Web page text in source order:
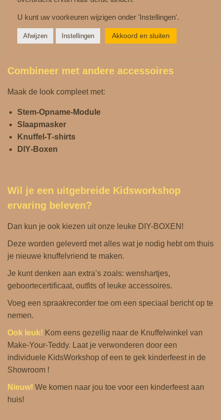
Kinderen beleven nóg meer plezier wanneer ze hun knuffel
kunnen aankleden.
Combineer met andere accessoires
Maak de look compleet met:
Stem-Opname-Module
Slaapmasker
Knuffel‑T‑shirts
DIY‑Boxen
Wil je een uitgebreide Kidsworkshop
ervaring beleven?
Dan kun je ook kiezen uit onze leuke DIY-BOXEN!
Deze worden geleverd met alles wat je nodig hebt om thuis
je nieuwe knuffelvriend te maken.
Je kunt denken aan extra’s zoals: wenshartjes,
geboortecertificaat, outfits of leuke accessoires.
Voeg een spraakrecorder toe om een ​​speciaal bericht op te
nemen.
Ook leuk! Kom eens gezellig naar de Knuffelwinkel van
Make-Your-Teddy. Laat je verwonderen door een
individuele KidsWorkshop of een te gek kinderfeest in de
Showroom !
Nieuw! We komen naar jou toe voor een kinderfeest aan
huis!
U kunt uw voorkeuren wijzigen onder 'Instellingen'.
Afwijzen Instellingen Akkoord en sluiten